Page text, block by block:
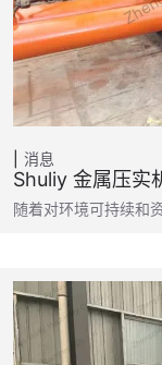
消息
Shuliy 金属压实
随着对环境可持续和